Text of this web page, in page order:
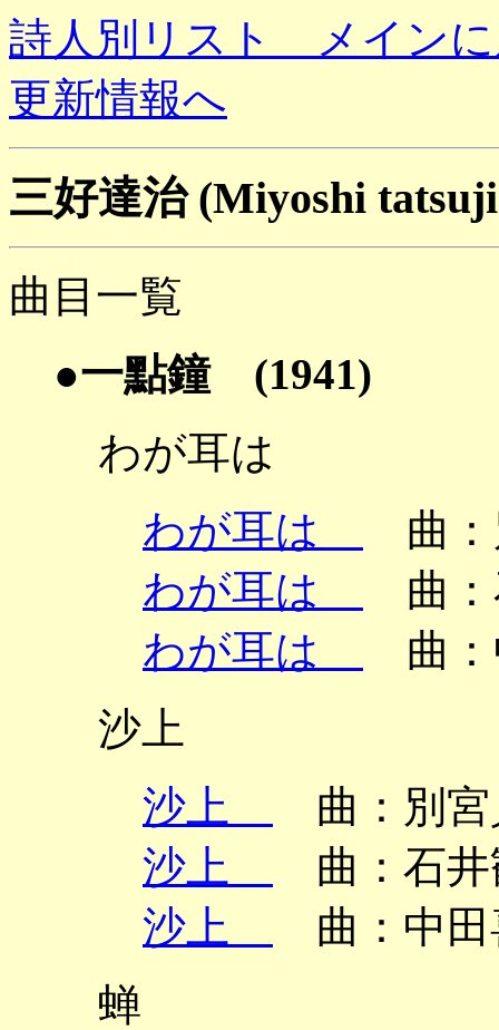
詩人別リスト メイン
更新情報へ
三好達治 (Miyoshi
曲目一覧
●一點鐘 (1941)
わが耳は
わが耳は
曲：
わが耳は
曲：
わが耳は
曲：
沙上
沙上
曲：別宮
沙上
曲：石井
沙上
曲：中田
蝉